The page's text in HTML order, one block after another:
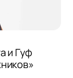
и Гуф